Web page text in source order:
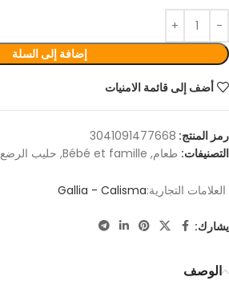
إضافة إلى السلة
أضف إلى قائمة الامنيات
رمز المنتج: 3041091477668
التصنيفات: طعام,
Bébé et famille
, حليب الرضع
العلامات التجارية:Gallia - Calisma
يشارك:
الوصف